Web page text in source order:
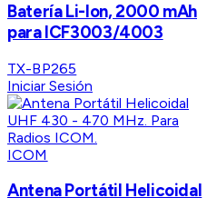
Batería Li-lon, 2000 mAh
para ICF3003/4003
TX-BP265
Iniciar Sesión
ICOM
Antena Portátil Helicoidal